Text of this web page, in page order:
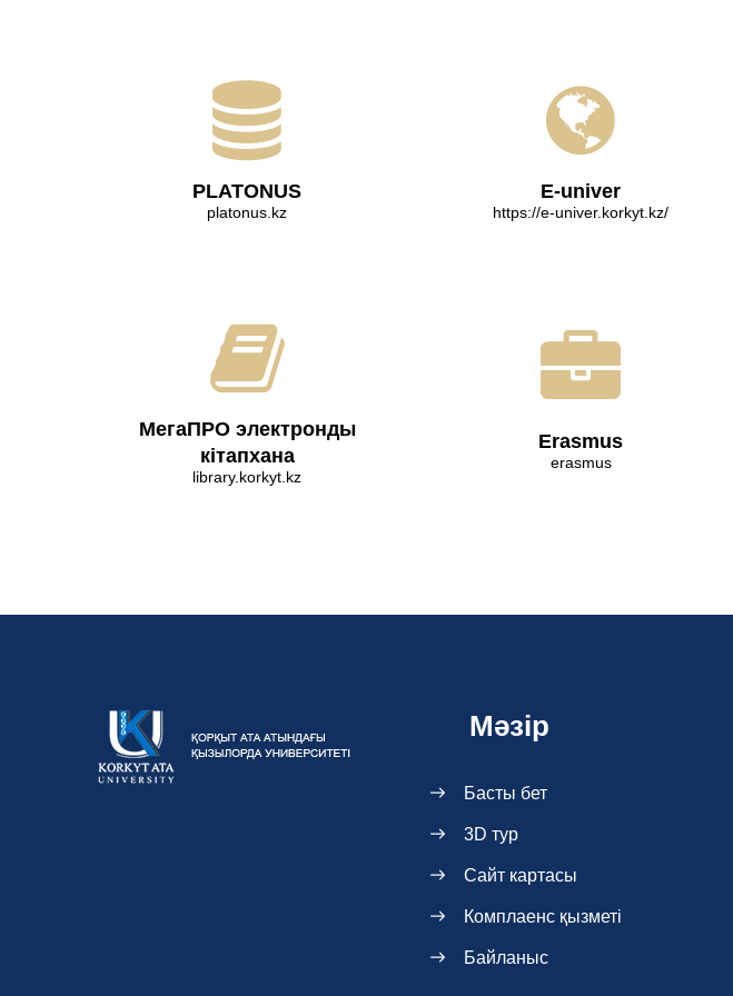
PLATONUS
platonus.kz
E-univer
https://e-univer.korkyt.kz/
МегаПРО электронды
кітапхана
library.korkyt.kz
Erasmus
erasmus
Мәзір
Басты бет
3D тур
Сайт картасы
Комплаенс қызметі
Байланыс